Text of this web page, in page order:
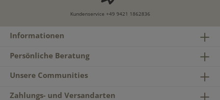
Kundenservice +49 9421 1862836
Informationen
Persönliche Beratung
Unsere Communities
Zahlungs- und Versandarten